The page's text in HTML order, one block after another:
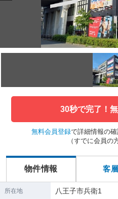
30秒で完了！
無料会員登録で詳細情報の
（すでに会員の
物件情報 客層
所在地 八王子市兵衛1